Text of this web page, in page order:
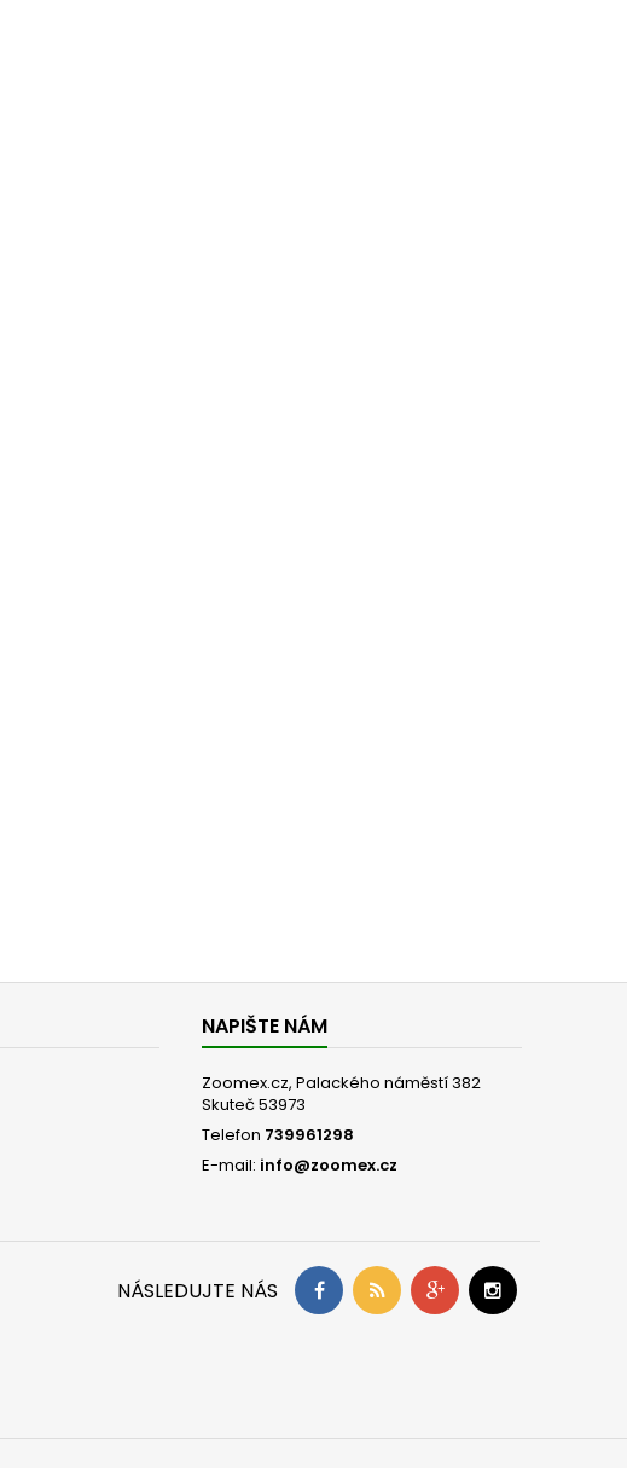
NAPIŠTE NÁM
Zoomex.cz, Palackého náměstí 382
Skuteč 53973
Telefon 739961298
E-mail: info@zoomex.cz
NÁSLEDUJTE NÁS